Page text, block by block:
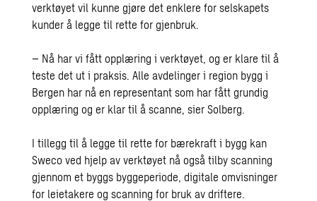
verktøyet vil kunne gjøre det enklere for selskapets
kunder å legge til rette for gjenbruk.
– Nå har vi fått opplæring i verktøyet, og er klare til å
teste det ut i praksis. Alle avdelinger i region bygg i
Bergen har nå en representant som har fått grundig
opplæring og er klar til å scanne, sier Solberg.
I tillegg til å legge til rette for bærekraft i bygg kan
Sweco ved hjelp av verktøyet nå også tilby scanning
gjennom et byggs byggeperiode, digitale omvisninger
for leietakere og scanning for bruk av driftere.